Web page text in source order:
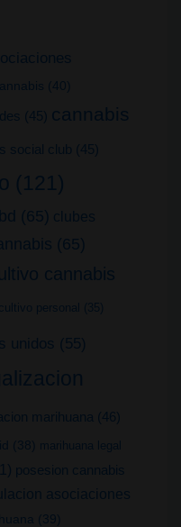
(40)
(45) cannabis
social club (45)
(121)
(65) clubes
(65)
cannabis
cultivo personal (35)
unidos (55)
marihuana (46)
(38)
marihuana legal
posesion cannabis
asociaciones
(39)